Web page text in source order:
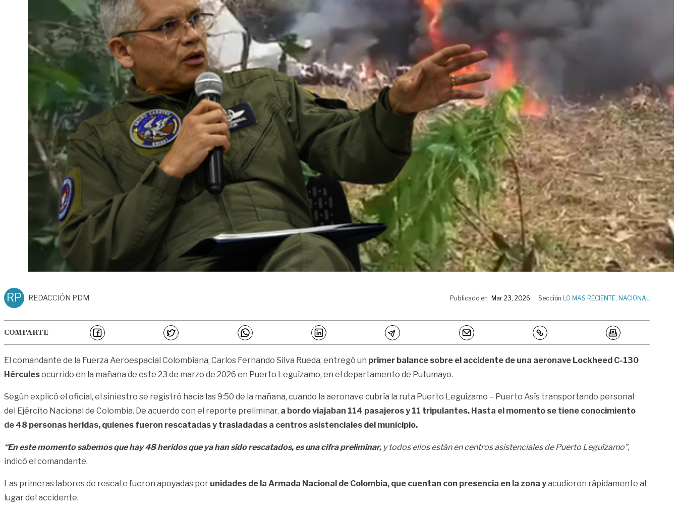
RP REDACCIÓN PDM Publicado en Mar 23, 2026 Sección LO MAS RECIENTE, NACIONAL
COMPARTE
El comandante de la Fuerza Aeroespacial Colombiana, Carlos Fernando Silva Rueda, entregó un primer balance sobre el accidente de una aeronave Lockheed C-130
Hérculesocurrido en la mañana de este 23 de marzo de 2026 en Puerto Leguízamo, en el departamento de Putumayo.
Según explicó el oficial, el siniestro se registró hacia las 9:50 de la mañana, cuando la aeronave cubría la ruta Puerto Leguízamo – Puerto Asís transportando personal
del Ejército Nacional de Colombia. De acuerdo con el reporte preliminar, a bordo viajaban 114 pasajeros y 11 tripulantes. Hasta el momento se tiene conocimiento
de 48 personas heridas, quienes fueron rescatadas y trasladadas a centros asistenciales del municipio.
“En este momento sabemos que hay 48 heridos que ya han sido rescatados, es una cifra preliminar, y todos ellos están en centros asistenciales de Puerto Leguízamo”,
indicó el comandante.
Las primeras labores de rescate fueron apoyadas por unidades de la Armada Nacional de Colombia, que cuentan con presencia en la zona yacudieron rápidamente al
lugar del accidente.